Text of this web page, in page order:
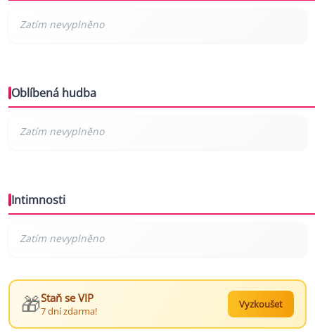
Oblíbená hudba
Intimnosti
🎁Staň se VIP
7 dní zdarma!
Vyzkoušet